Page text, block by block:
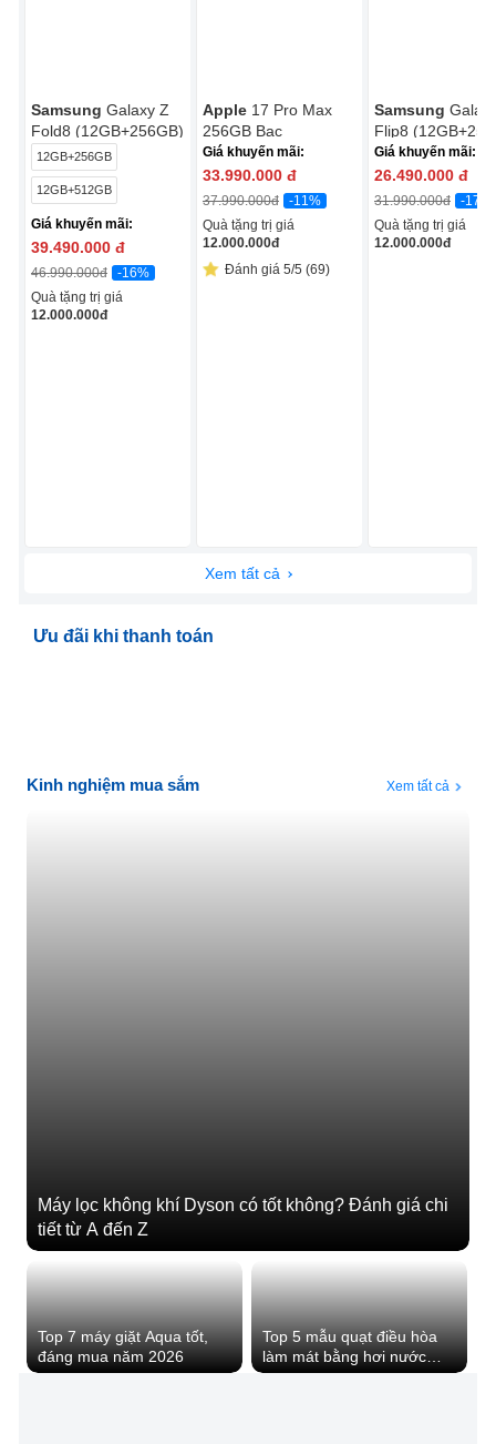
Samsung Galaxy Z
Fold8 (12GB+256GB)
12GB+256GB
12GB+512GB
Giá khuyến mãi:
39.490.000 đ
46.990.000đ
-16%
Quà tặng trị giá
12.000.000đ
Apple 17 Pro Max
256GB Bạc
Giá khuyến mãi:
33.990.000 đ
37.990.000đ
-11%
Quà tặng trị giá
12.000.000đ
Đánh giá 5/5 (69)
Samsung
Flip8
Giá khuyến mãi:
26.490.000 đ
31.990.000đ
-17%
Quà tặng trị giá
12.000.000đ
Xem tất cả
Ưu đãi khi thanh toán
Kinh nghiệm mua sắm Xem tất cả
Máy lọc không khí Dyson có tốt không? Đánh giá chi
tiết từ A đến Z
Top 7 máy giặt Aqua tốt,
đáng mua năm 2026
Top 5 mẫu quạt điều hòa
làm mát bằng hơi nước
trong mùa nóng